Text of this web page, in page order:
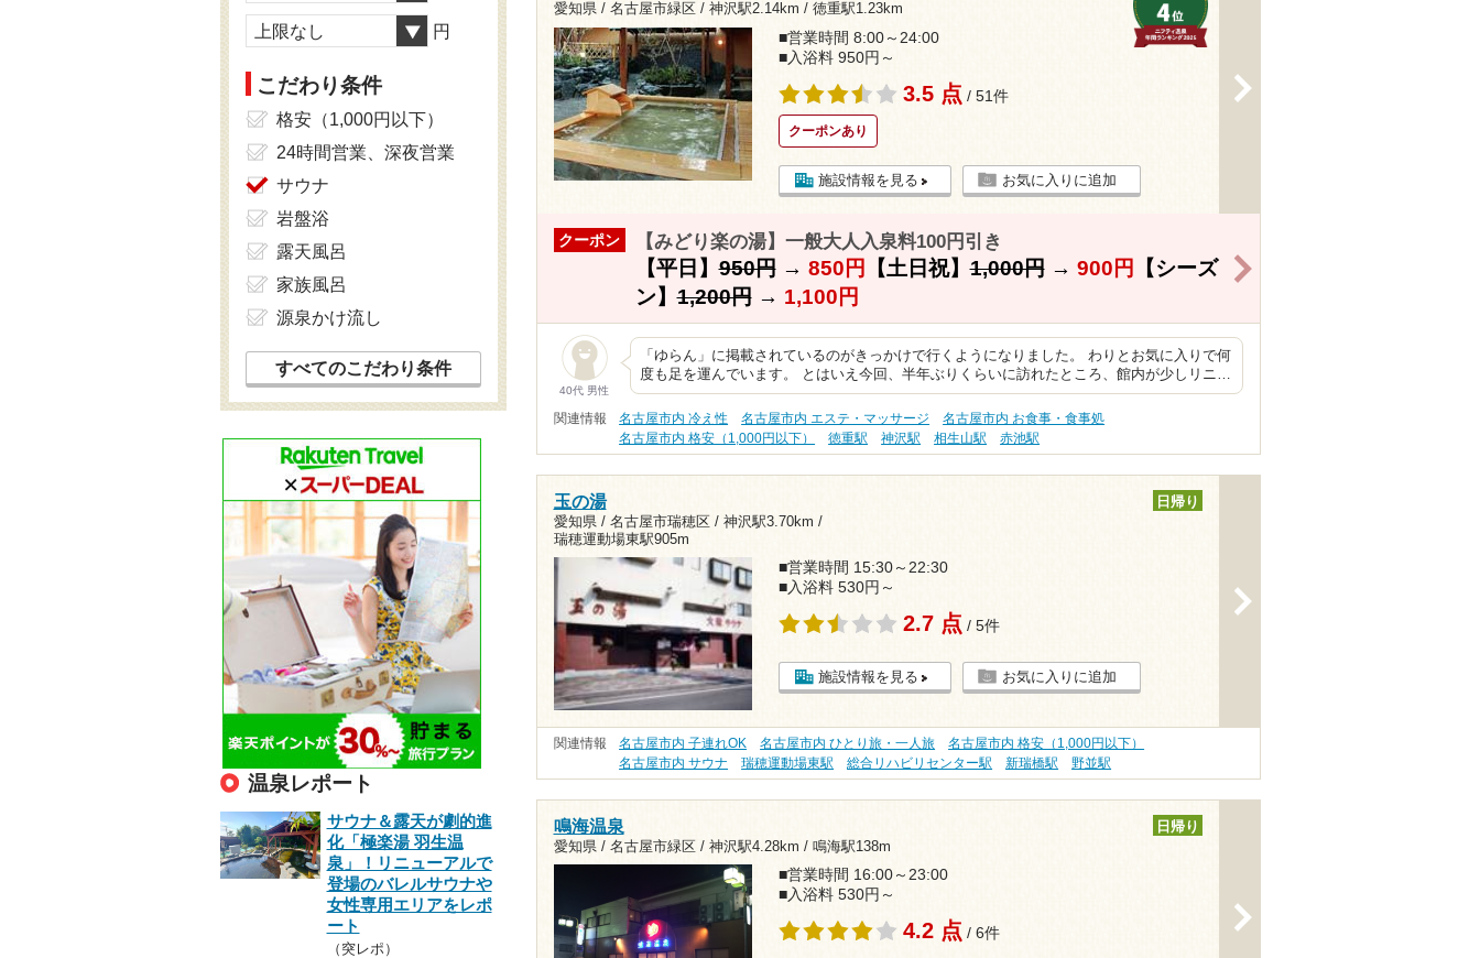
愛知県 / 名古屋市緑区 / 神沢駅2.14km / 徳重駅1.23km
■営業時間 8:00～24:00
■入浴料 950円～
3.5 点 / 51件
クーポンあり
施設情報を見る お気に入りに追加
クーポン 【みどり楽の湯】一般大人入泉料100円引き
【平日】950円→ 850円 【土日祝】1,000円→ 900円
【シーズ
ン】1,200円→ 1,100円
40代 男性
「ゆらん」に掲載されているのがきっかけで行くようになりました。 わりとお気に入りで何
度も足を運んでいます。 とはいえ今回、半年ぶりくらいに訪れたところ、館内が少しリニ…
関連情報 名古屋市内 冷え性 名古屋市内 エステ・マッサージ
名古屋市内 お食事・食事処
名古屋市内 格安（1,000円以下）
徳重駅 神沢駅 相生山駅 赤池駅
玉の湯
愛知県 / 名古屋市瑞穂区 / 神沢駅3.70km /
瑞穂運動場東駅905m
日帰り
■営業時間 15:30～22:30
■入浴料 530円～
2.7 点 / 5件
施設情報を見る お気に入りに追加
関連情報 名古屋市内 子連れOK 名古屋市内 ひとり旅・一人旅
名古屋市内 格安（1,000円以下）
名古屋市内 サウナ
瑞穂運動場東駅 総合リハビリセンター駅 新瑞橋駅 野並駅
鳴海温泉
愛知県 / 名古屋市緑区 / 神沢駅4.28km / 鳴海駅138m
日帰り
■営業時間 16:00～23:00
■入浴料 530円～
4.2 点 / 6件
上限なし 円
こだわり条件
格安（1,000円以下）
24時間営業、深夜営業
サウナ
岩盤浴
露天風呂
家族風呂
源泉かけ流し
すべてのこだわり条件
温泉レポート
サウナ＆露天が劇的進
化「極楽湯 羽生温
泉」！リニューアルで
登場のバレルサウナや
女性専用エリアをレポ
ート
（突レポ）